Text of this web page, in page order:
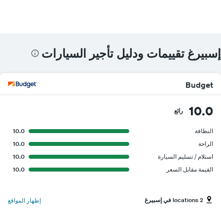
إسبيرغ تقييمات ودليل تأجير السيارات
Budget
10.0 رائع
النظافة
10.0
الراحة
10.0
استلام / تسليم السيارة
10.0
القيمة مقابل السعر
10.0
2 locations في إسبيرغ إظهار المواقع